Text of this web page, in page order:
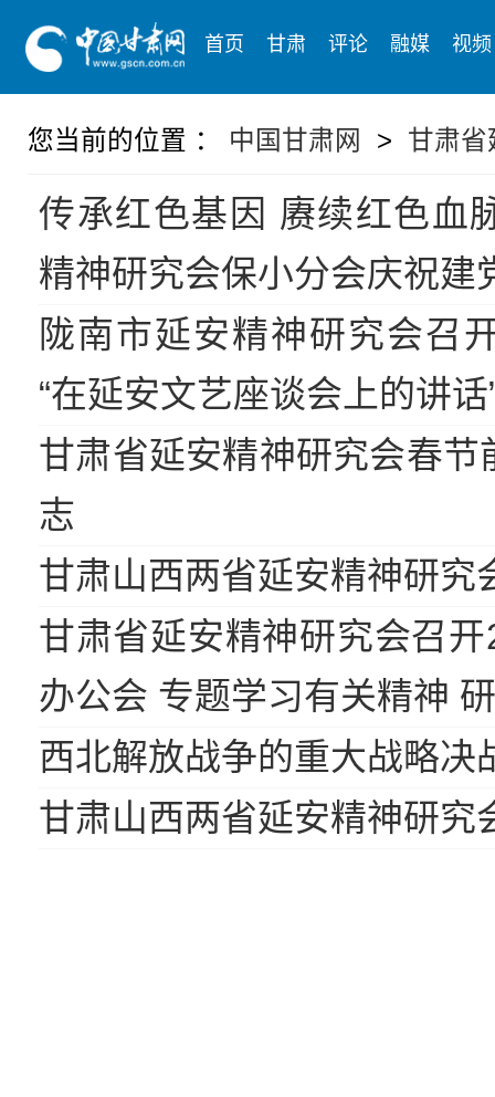
首页 甘肃 评论 融媒 视频
您当前的位置 ： 中国甘肃网 > 甘肃省
传承红色基因 赓续红色
精神研究会保小分会庆祝建
陇南市延安精神研究会召
“在延安文艺座谈会上的讲
甘肃省延安精神研究会春节
志
甘肃山西两省延安精神研究
甘肃省延安精神研究会召
办公会 专题学习有关精神
西北解放战争的重大战略
甘肃山西两省延安精神研究